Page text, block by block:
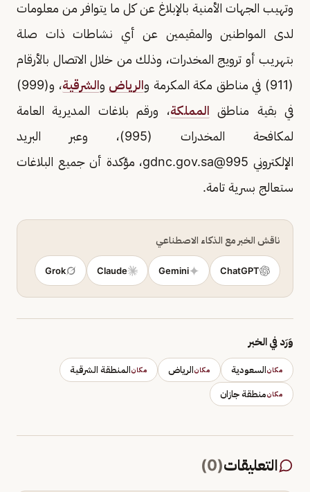
وتهيب الجهات الأمنية بالإبلاغ عن كل ما يتوافر من معلومات
لدى المواطنين والمقيمين عن أي نشاطات ذات صلة
بتهريب أو ترويج المخدرات، وذلك من خلال الاتصال بالأرقام
(911) في مناطق مكة المكرمة و
الرياض والشرقية
، و(999)
في بقية مناطق المملكة، ورقم بلاغات المديرية العامة
لمكافحة المخدرات (995)، وعبر البريد
الإلكتروني 995@gdnc.gov.sa
، مؤكدة أن جميع البلاغات
ستعالج بسرية تامة.
ناقش الخبر مع الذكاء الاصطناعي
ChatGPT
Gemini
Claude
Grok
وَرَد في الخبر
مكانالسعودية مكانالرياض مكانالمنطقة الشرقية
مكانمنطقة جازان
التعليقات(
0
)